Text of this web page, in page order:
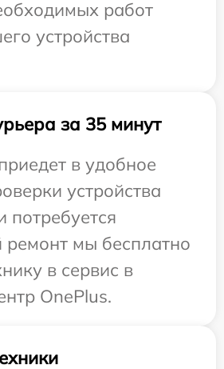
работ
устройства
за 35 минут
в удобное
устройства
потребуется
ремонт мы бесплатно
в сервис в
OnePlus.